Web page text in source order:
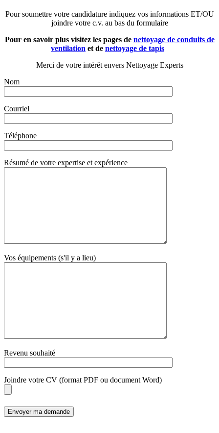
Pour soumettre votre candidature indiquez vos informations ET/OU
joindre votre c.v. au bas du formulaire
Pour en savoir plus visitez les pages de nettoyage de conduits de
ventilation et de nettoyage de tapis
Merci de votre intérêt envers Nettoyage Experts
Nom
Courriel
Téléphone
Résumé de votre expertise et expérience
Vos équipements (s'il y a lieu)
Revenu souhaité
Joindre votre CV (format PDF ou document Word)